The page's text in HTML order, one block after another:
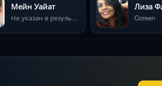
Мейн Уайат
Не указан в результатах поиска
Лиза
Coreen